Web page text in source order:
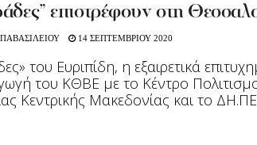
επιστρέφουν στη
14 ΣΕΠΤΕΜΒΡΙΟΥ 2020
του Ευριπίδη, η εξαιρετικά
του ΚΘΒΕ με το Κέντρο
Κεντρικής Μακεδονίας και το